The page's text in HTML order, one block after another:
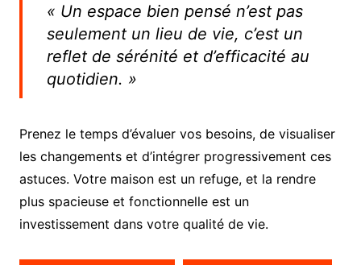
« Un espace bien pensé n’est pas
seulement un lieu de vie, c’est un
reflet de sérénité et d’efficacité au
quotidien. »
Prenez le temps d’évaluer vos besoins, de visualiser
les changements et d’intégrer progressivement ces
astuces. Votre maison est un refuge, et la rendre
plus spacieuse et fonctionnelle est un
investissement dans votre qualité de vie.